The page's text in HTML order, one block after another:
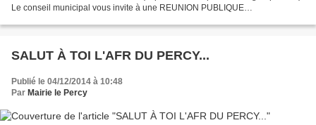
Le conseil municipal vous invite à une REUNION PUBLIQUE
SALUT À TOI L'AFR DU PERCY...
Publié le 04/12/2014 à 10:48
Par Mairie le Percy